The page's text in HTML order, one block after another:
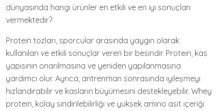
dünyasında hangi ürünler en etkili ve en iyi sonuçları
vermektedir?
Protein tozları, sporcular arasında yaygın olarak
kullanılan ve etkili sonuçlar veren bir besindir. Protein, kas
yapısının onarılmasına ve yeniden yapılanmasına
yardımcı olur. Ayrıca, antrenman sonrasında iyileşmeyi
hızlandırabilir ve kasların büyümesini destekleyebilir. Whey
protein, kolay sindirilebilirliği ve yüksek amino asit içeriği